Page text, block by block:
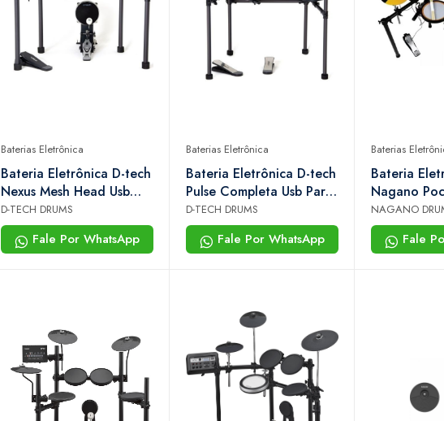
Baterias Eletrônica
Bateria Eletrônica D-tech
Nexus Mesh Head Usb
240 Sons Com Tapete de
Brinde
D-TECH DRUMS
Fale Por WhatsApp
Baterias Eletrônica
Bateria Eletrônica D-tech
Pulse Completa Usb Para
Estudo Com Tapete de
Brinde
D-TECH DRUMS
Fale Por WhatsApp
Baterias
Bateria
Nagano
Ntu-02 7
Cruso
NAGANO
Fale